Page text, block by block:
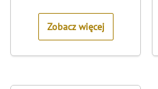
5
Zobacz więcej